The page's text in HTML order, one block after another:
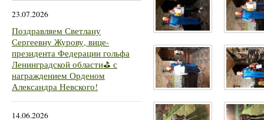
23.07.2026
Поздравляем Светлану
Сергеевну Журову, вице-
президента Федерации гольфа
Ленинградской области⛳ с
награждением Орденом
Александра Невского!
14.06.2026